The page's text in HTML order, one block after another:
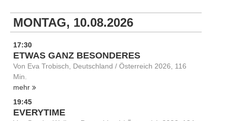
MONTAG, 10.08.2026
17:30
ETWAS GANZ BESONDERES
Von Eva Trobisch, Deutschland / Österreich 2026, 116
Min.
mehr
19:45
EVERYTIME